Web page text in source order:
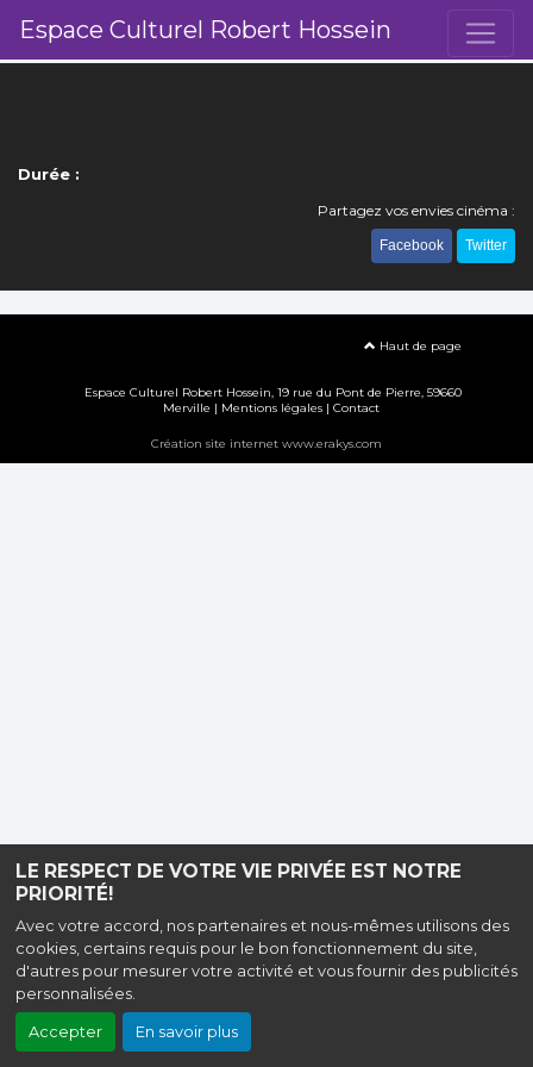
LE RESPECT DE VOTRE VIE PRIVÉE EST NOTRE
PRIORITÉ!
Avec votre accord, nos partenaires et nous-mêmes utilisons des
cookies, certains requis pour le bon fonctionnement du site,
d'autres pour mesurer votre activité et vous fournir des publicités
personnalisées.
Accepter En savoir plus
Espace Culturel Robert Hossein
Durée :
Partagez vos envies cinéma :
Facebook Twitter
Haut de page
Espace Culturel Robert Hossein, 19 rue du Pont de Pierre, 59660
Merville | Mentions légales| Contact
Création site internet www.erakys.com